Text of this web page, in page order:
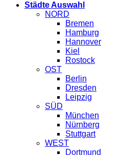
Städte Auswahl
NORD
Bremen
Hamburg
Hannover
Kiel
Rostock
OST
Berlin
Dresden
Leipzig
SÜD
München
Nürnberg
Stuttgart
WEST
Dortmund